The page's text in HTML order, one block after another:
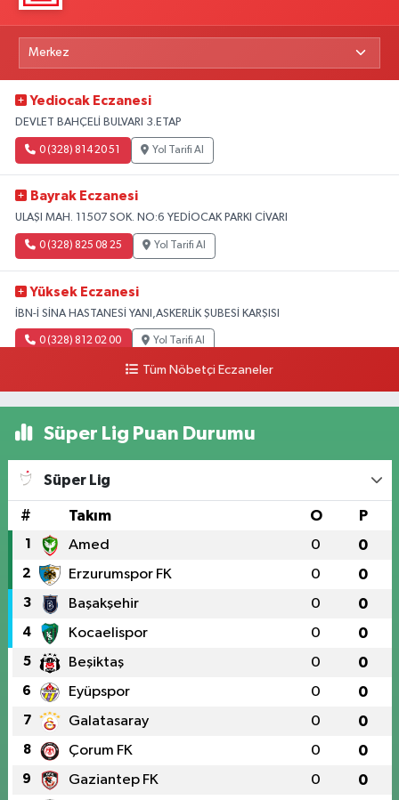
Yediocak Eczanesi
DEVLET BAHÇELİ BULVARI 3.ETAP
0 (328) 814 20 51 Yol Tarifi Al
Bayrak Eczanesi
ULAŞI MAH. 11507 SOK. NO:6 YEDİOCAK PARKI CİVARI
0 (328) 825 08 25 Yol Tarifi Al
Yüksek Eczanesi
İBN-İ SİNA HASTANESİ YANI,ASKERLİK ŞUBESİ KARŞISI
0 (328) 812 02 00 Yol Tarifi Al
Tüm Nöbetçi Eczaneler
Süper Lig Puan Durumu
Süper Lig
# Takım O P
1 Amed 0 0
2 Erzurumspor FK 0 0
3 Başakşehir 0 0
4 Kocaelispor 0 0
5 Beşiktaş 0 0
6 Eyüpspor 0 0
7 Galatasaray 0 0
8 Çorum FK 0 0
9 Gaziantep FK 0 0